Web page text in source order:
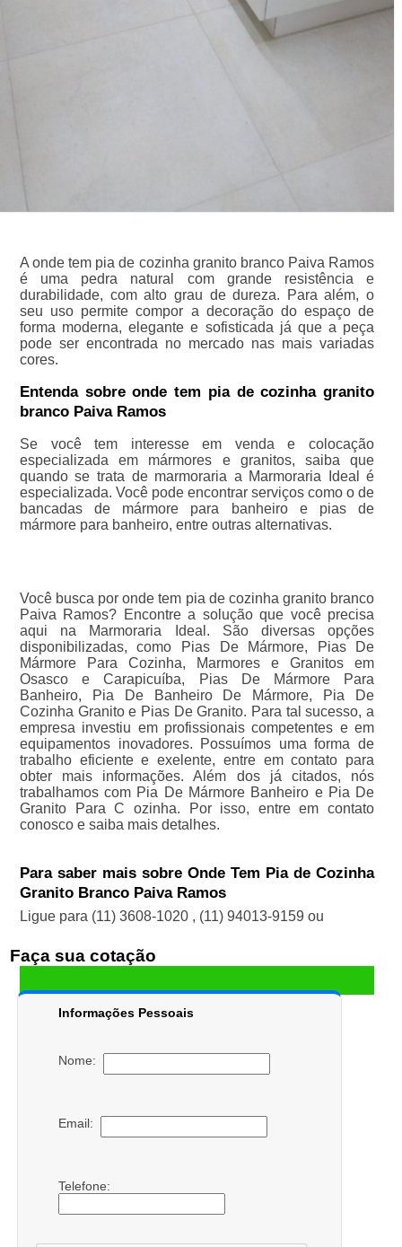
A onde tem pia de cozinha granito branco Paiva Ramos
é uma pedra natural com grande resistência e
durabilidade, com alto grau de dureza. Para além, o
seu uso permite compor a decoração do espaço de
forma moderna, elegante e sofisticada já que a peça
pode ser encontrada no mercado nas mais variadas
cores.
Entenda sobre onde tem pia de cozinha granito
branco Paiva Ramos
Se você tem interesse em venda e colocação
especializada em mármores e granitos, saiba que
quando se trata de marmoraria a Marmoraria Ideal é
especializada. Você pode encontrar serviços como o de
bancadas de mármore para banheiro e pias de
mármore para banheiro, entre outras alternativas.
Você busca por onde tem pia de cozinha granito branco
Paiva Ramos? Encontre a solução que você precisa
aqui na Marmoraria Ideal. São diversas opções
disponibilizadas, como Pias De Mármore, Pias De
Mármore Para Cozinha, Marmores e Granitos em
Osasco e Carapicuíba, Pias De Mármore Para
Banheiro, Pia De Banheiro De Mármore, Pia De
Cozinha Granito e Pias De Granito. Para tal sucesso, a
empresa investiu em profissionais competentes e em
equipamentos inovadores. Possuímos uma forma de
trabalho eficiente e exelente, entre em contato para
obter mais informações. Além dos já citados, nós
trabalhamos com Pia De Mármore Banheiro e Pia De
Granito Para C ozinha. Por isso, entre em contato
conosco e saiba mais detalhes.
Para saber mais sobre Onde Tem Pia de Cozinha
Granito Branco Paiva Ramos
Ligue para (11) 3608-1020 , (11) 94013-9159 ou
Faça sua cotação
Informações Pessoais
Nome:
Email:
Telefone: